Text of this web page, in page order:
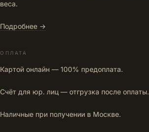
веса.
Подробнее →
ОПЛАТА
Картой онлайн — 100% предоплата.
Счёт для юр. лиц — отгрузка после оплаты.
Наличные при получении в Москве.